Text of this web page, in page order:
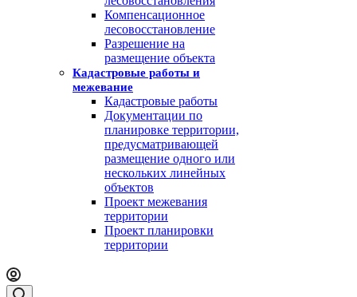
Компенсационное
лесовосстановление
Разрешение на
размещение объекта
Кадастровые работы и
межевание
Кадастровые работы
Документации по
планировке территории,
предусматривающей
размещение одного или
нескольких линейных
объектов
Проект межевания
территории
Проект планировки
территории